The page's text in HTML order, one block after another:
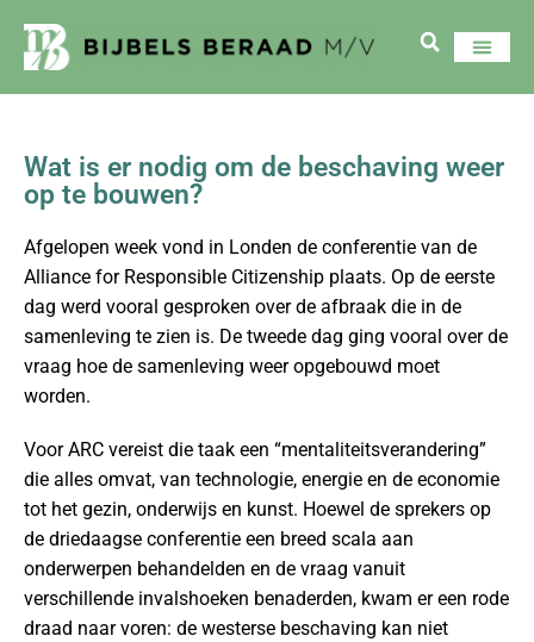
Wat is er nodig om de beschaving weer
op te bouwen?
Afgelopen week vond in Londen de conferentie van de
Alliance for Responsible Citizenship plaats. Op de eerste
dag werd vooral gesproken over de afbraak die in de
samenleving te zien is. De tweede dag ging vooral over de
vraag hoe de samenleving weer opgebouwd moet
worden.
Voor ARC vereist die taak een “mentaliteitsverandering”
die alles omvat, van technologie, energie en de economie
tot het gezin, onderwijs en kunst. Hoewel de sprekers op
de driedaagse conferentie een breed scala aan
onderwerpen behandelden en de vraag vanuit
verschillende invalshoeken benaderden, kwam er een rode
draad naar voren: de westerse beschaving kan niet